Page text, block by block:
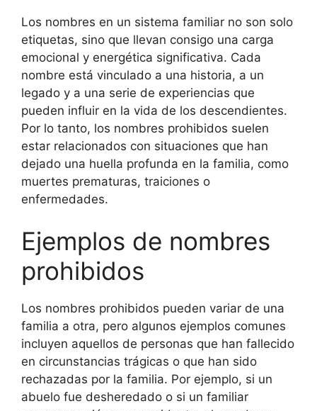
Los nombres en un sistema familiar no son solo
etiquetas, sino que llevan consigo una carga
emocional y energética significativa. Cada
nombre está vinculado a una historia, a un
legado y a una serie de experiencias que
pueden influir en la vida de los descendientes.
Por lo tanto, los nombres prohibidos suelen
estar relacionados con situaciones que han
dejado una huella profunda en la familia, como
muertes prematuras, traiciones o
enfermedades.
Ejemplos de nombres
prohibidos
Los nombres prohibidos pueden variar de una
familia a otra, pero algunos ejemplos comunes
incluyen aquellos de personas que han fallecido
en circunstancias trágicas o que han sido
rechazadas por la familia. Por ejemplo, si un
abuelo fue desheredado o si un familiar